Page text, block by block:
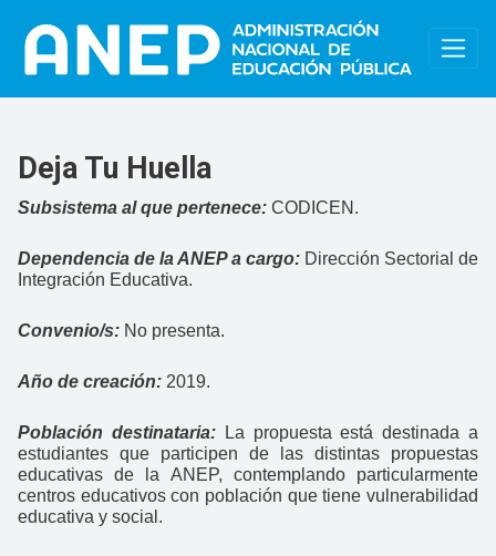
Deja Tu Huella
Subsistema al que pertenece: CODICEN.
Dependencia de la ANEP a cargo: Dirección Sectorial de
Integración Educativa.
Convenio/s: No presenta.
Año de creación: 2019.
Población destinataria:
La propuesta está destinada a
estudiantes que participen de las distintas propuestas
educativas de la ANEP, contemplando particularmente
centros educativos con población que tiene vulnerabilidad
educativa y social.